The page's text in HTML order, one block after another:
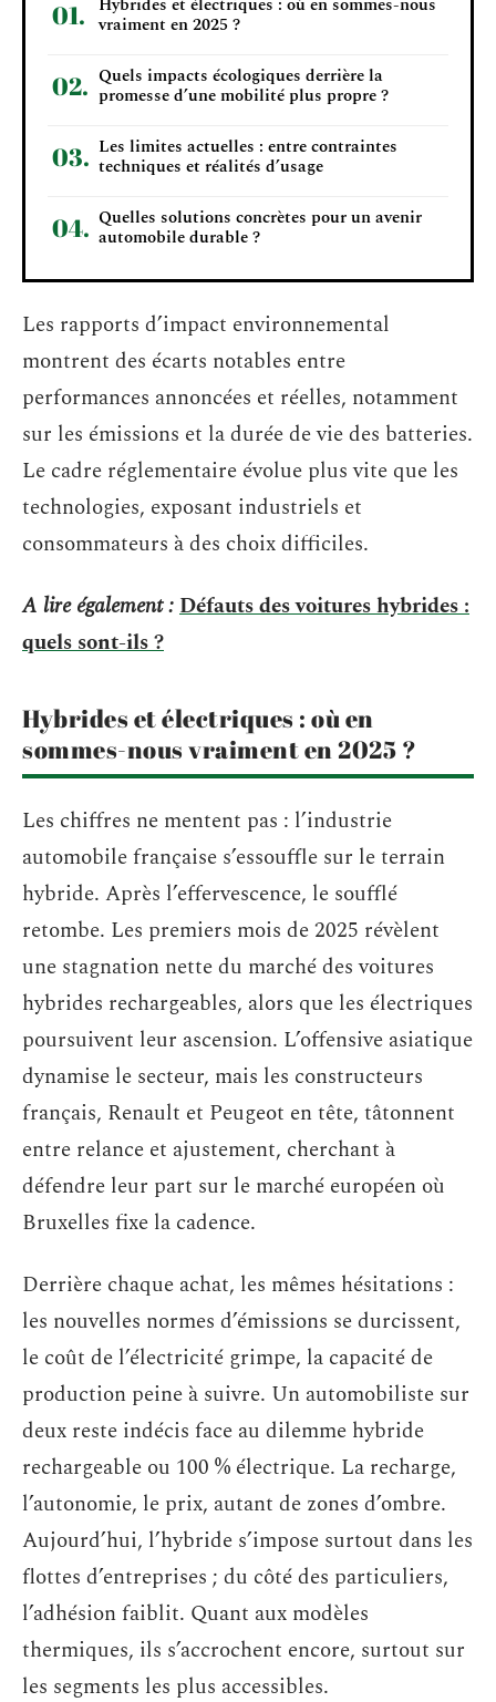
vraiment en 2025 ?
Quels impacts écologiques derrière la
promesse d’une mobilité plus propre ?
Les limites actuelles : entre contraintes
techniques et réalités d’usage
Quelles solutions concrètes pour un avenir
automobile durable ?
Les rapports d’impact environnemental
montrent des écarts notables entre
performances annoncées et réelles, notamment
sur les émissions et la durée de vie des batteries.
Le cadre réglementaire évolue plus vite que les
technologies, exposant industriels et
consommateurs à des choix difficiles.
A lire également :Défauts des voitures hybrides :
quels sont-ils ?
Hybrides et électriques : où en
sommes-nous vraiment en 2025 ?
Les chiffres ne mentent pas : l’industrie
automobile française s’essouffle sur le terrain
hybride. Après l’effervescence, le soufflé
retombe. Les premiers mois de 2025 révèlent
une stagnation nette du marché des voitures
hybrides rechargeables, alors que les électriques
poursuivent leur ascension. L’offensive asiatique
dynamise le secteur, mais les constructeurs
français, Renault et Peugeot en tête, tâtonnent
entre relance et ajustement, cherchant à
défendre leur part sur le marché européen où
Bruxelles fixe la cadence.
Derrière chaque achat, les mêmes hésitations :
les nouvelles normes d’émissions se durcissent,
le coût de l’électricité grimpe, la capacité de
production peine à suivre. Un automobiliste sur
deux reste indécis face au dilemme hybride
rechargeable ou 100 % électrique. La recharge,
l’autonomie, le prix, autant de zones d’ombre.
Aujourd’hui, l’hybride s’impose surtout dans les
flottes d’entreprises ; du côté des particuliers,
l’adhésion faiblit. Quant aux modèles
thermiques, ils s’accrochent encore, surtout sur
les segments les plus accessibles.